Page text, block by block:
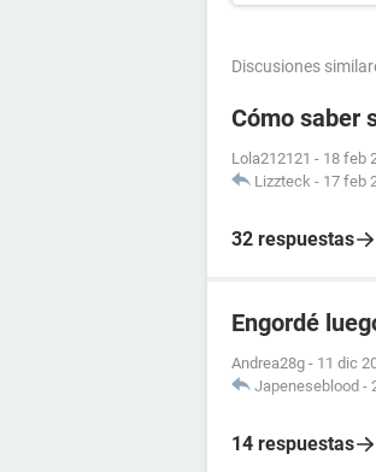
Discusiones
Cómo saber
Lola212121 - 18 feb
Lizzteck - 17 feb
32 respuestas
Engordé
Andrea28g - 11 dic
Japeneseblood -
14 respuestas